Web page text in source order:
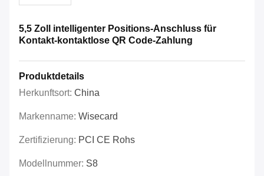
5,5 Zoll intelligenter Positions-Anschluss für
Kontakt-kontaktlose QR Code-Zahlung
Produktdetails
Herkunftsort: China
Markenname: Wisecard
Zertifizierung: PCI CE Rohs
Modellnummer: S8